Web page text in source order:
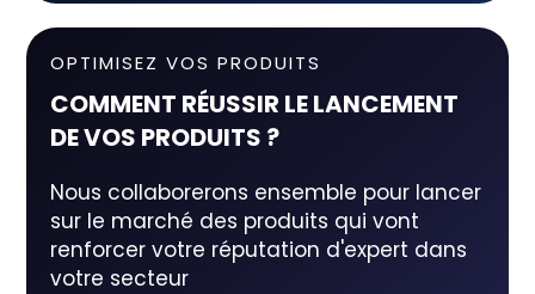
OPTIMISEZ VOS PRODUITS
COMMENT RÉUSSIR LE LANCEMENT
DE VOS PRODUITS ?
Nous collaborerons ensemble pour lancer
sur le marché des produits qui vont
renforcer votre réputation d'expert dans
votre secteur